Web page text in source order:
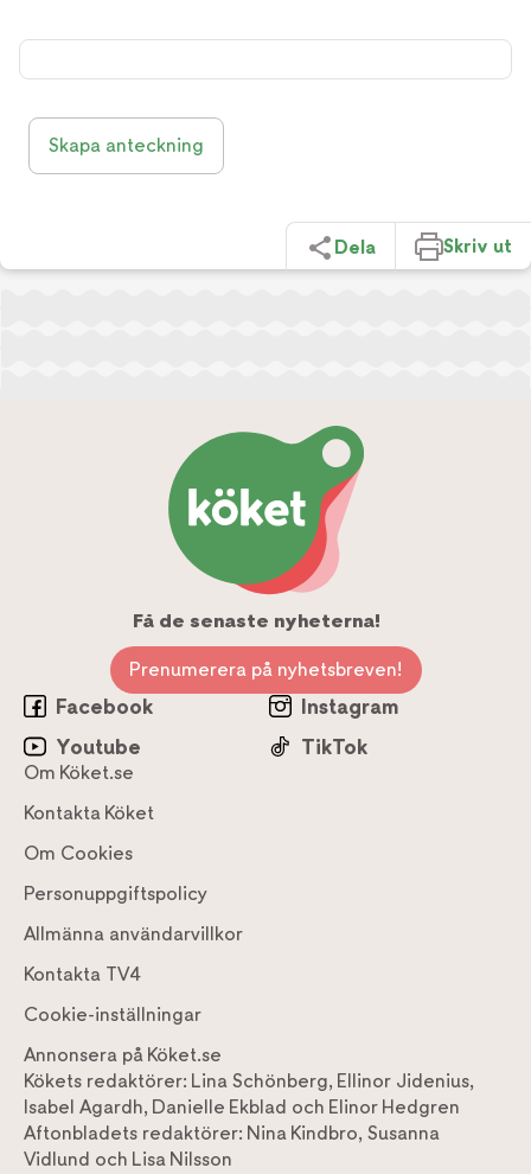
Skapa anteckning
Dela Skriv ut
Få de senaste nyheterna!
Prenumerera på nyhetsbreven!
Facebook
Instagram
Youtube
TikTok
Om Köket.se
Kontakta Köket
Om Cookies
Personuppgiftspolicy
Allmänna användarvillkor
Kontakta TV4
Cookie-inställningar
Annonsera på Köket.se
Kökets redaktörer: Lina Schönberg, Ellinor Jidenius,
Isabel Agardh, Danielle Ekblad och Elinor Hedgren
Aftonbladets redaktörer: Nina Kindbro, Susanna
Vidlund och Lisa Nilsson